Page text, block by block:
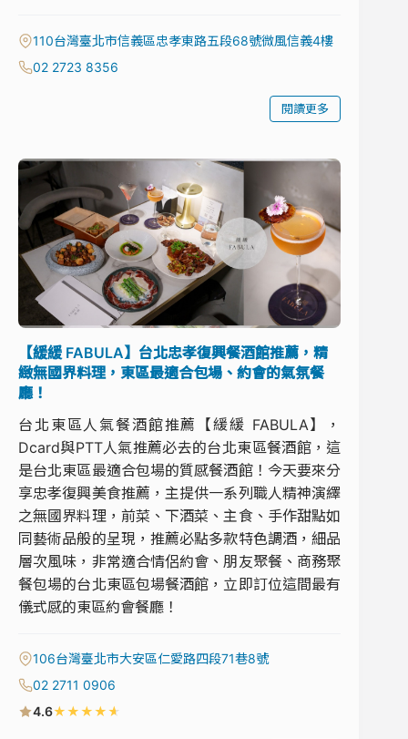
110台灣臺北市信義區忠孝東路五段68號微風信義4樓
02 2723 8356
閱讀更多
【緩緩 FABULA】台北忠孝復興餐酒館推薦，精
緻無國界料理，東區最適合包場、約會的氣氛餐
廳！
台北東區人氣餐酒館推薦【緩緩 FABULA】，
Dcard與PTT人氣推薦必去的台北東區餐酒館，這
是台北東區最適合包場的質感餐酒館！今天要來分
享忠孝復興美食推薦，主提供一系列職人精神演繹
之無國界料理，前菜、下酒菜、主食、手作甜點如
同藝術品般的呈現，推薦必點多款特色調酒，細品
層次風味，非常適合情侶約會、朋友聚餐、商務聚
餐包場的台北東區包場餐酒館，立即訂位這間最有
儀式感的東區約會餐廳！
106台灣臺北市大安區仁愛路四段71巷8號
02 2711 0906
4.6★★★★★